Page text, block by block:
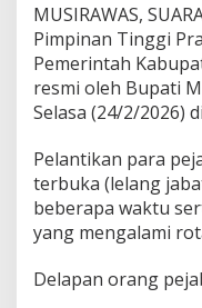
MUSIRAWAS,
Pimpinan Tinggi
Pemerintah
resmi oleh Bupati
Selasa (24/2/2026)
Pelantikan para
terbuka (lelang
beberapa waktu
yang mengalami
Delapan orang